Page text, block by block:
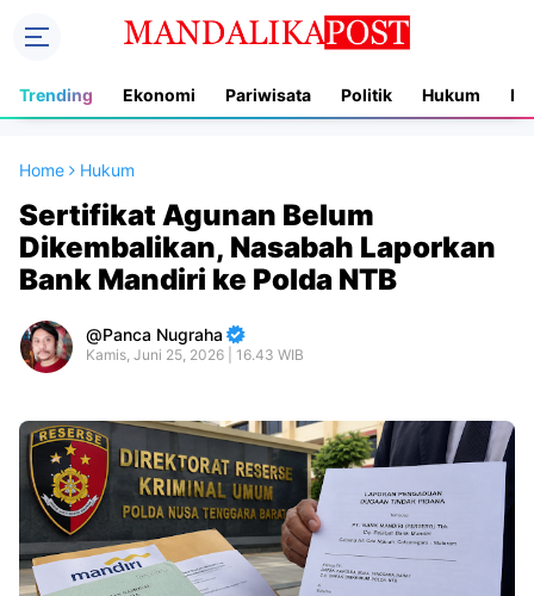
Trending Ekonomi Pariwisata Politik Hukum
Home Hukum
‎Sertifikat Agunan Belum
Dikembalikan, Nasabah Laporkan
Bank Mandiri ke Polda NTB
Panca Nugraha
Kamis, Juni 25, 2026 | 16.43 WIB